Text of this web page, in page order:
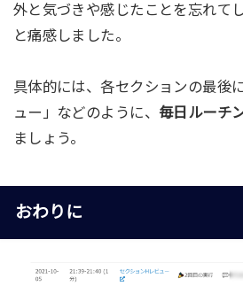
外と気づきや感じたことを忘れて
と痛感しました。
具体的には、各セクションの最後
ュー」などのように、 毎日ルーチ
ましょう。
おわりに